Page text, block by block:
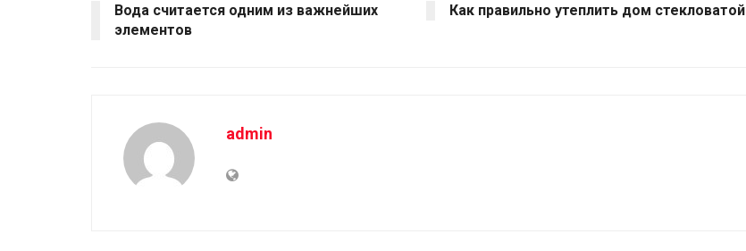
Вода считается одним из важнейших
элементов
Как правильно утеплить дом стекловатой
admin